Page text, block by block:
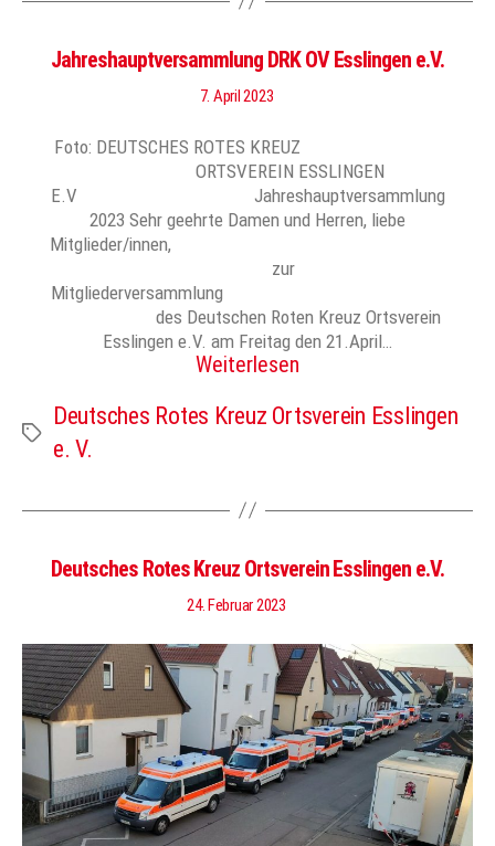
Jahreshauptversammlung DRK OV Esslingen e.V.
7. April 2023
Foto: DEUTSCHES ROTES KREUZ
ORTSVEREIN ESSLINGEN
E.V Jahreshauptversammlung
2023 Sehr geehrte Damen und Herren, liebe
Mitglieder/innen,
zur
Mitgliederversammlung
des Deutschen Roten Kreuz Ortsverein
Esslingen e.V. am Freitag den 21.April…
Weiterlesen
Schlagwörter
Deutsches Rotes Kreuz Ortsverein Esslingen
e. V.
Deutsches Rotes Kreuz Ortsverein Esslingen e.V.
24. Februar 2023